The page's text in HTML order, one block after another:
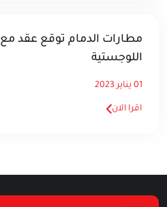
مطارات الدمام توقع عقد
اللوجستية
01 يناير 2023
اقرا الان